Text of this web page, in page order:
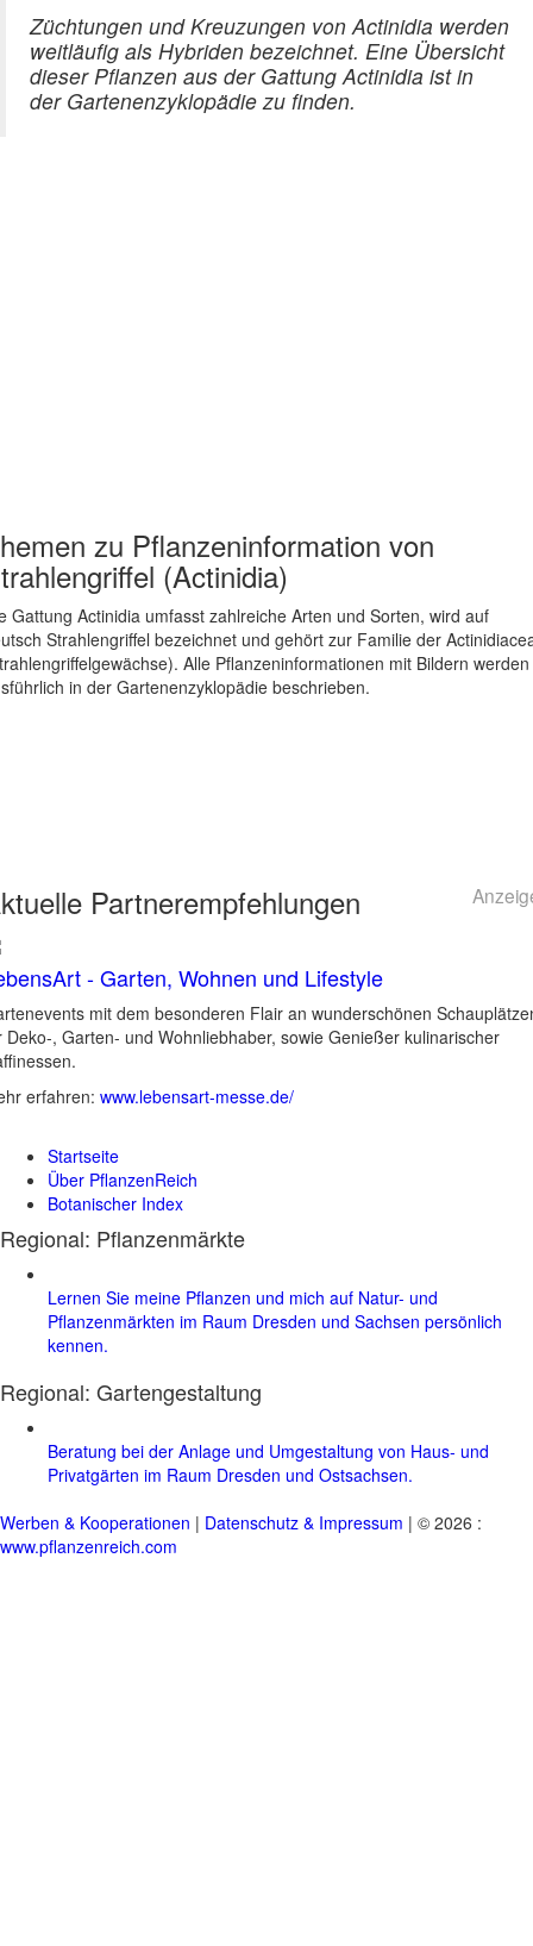
Züchtungen und Kreuzungen von Actinidia werden
weitläufig als Hybriden bezeichnet. Eine Übersicht
dieser Pflanzen aus der Gattung Actinidia ist in
der Gartenenzyklopädie zu finden.
zu Pflanzeninformation von
(Actinidia)
Gattung Actinidia umfasst zahlreiche Arten und Sorten, wird auf
Strahlengriffel bezeichnet und gehört zur Familie der
Alle Pflanzeninformationen mit Bildern werden
in der Gartenenzyklopädie beschrieben.
Partnerempfehlungen
- Garten, Wohnen und Lifestyle
mit dem besonderen Flair an wunderschönen
Deko-, Garten- und Wohnliebhaber, sowie Genießer kulinarischer
erfahren: www.lebensart-messe.de/
Startseite
Über PflanzenReich
Botanischer Index
Regional: Pflanzenmärkte
Lernen Sie meine Pflanzen und mich auf Natur- und
Pflanzenmärkten im Raum Dresden und Sachsen persönlich
kennen.
Regional: Gartengestaltung
Beratung bei der Anlage und Umgestaltung von Haus- und
Privatgärten im Raum Dresden und Ostsachsen.
Werben & Kooperationen | Datenschutz & Impressum | © 2026 :
www.pflanzenreich.com